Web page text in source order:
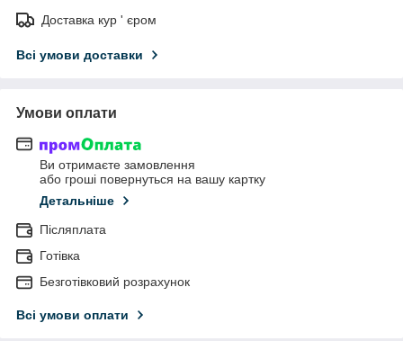
Доставка кур ' єром
Всі умови доставки
Умови оплати
Ви отримаєте замовлення
або гроші повернуться на вашу картку
Детальніше
Післяплата
Готівка
Безготівковий розрахунок
Всі умови оплати